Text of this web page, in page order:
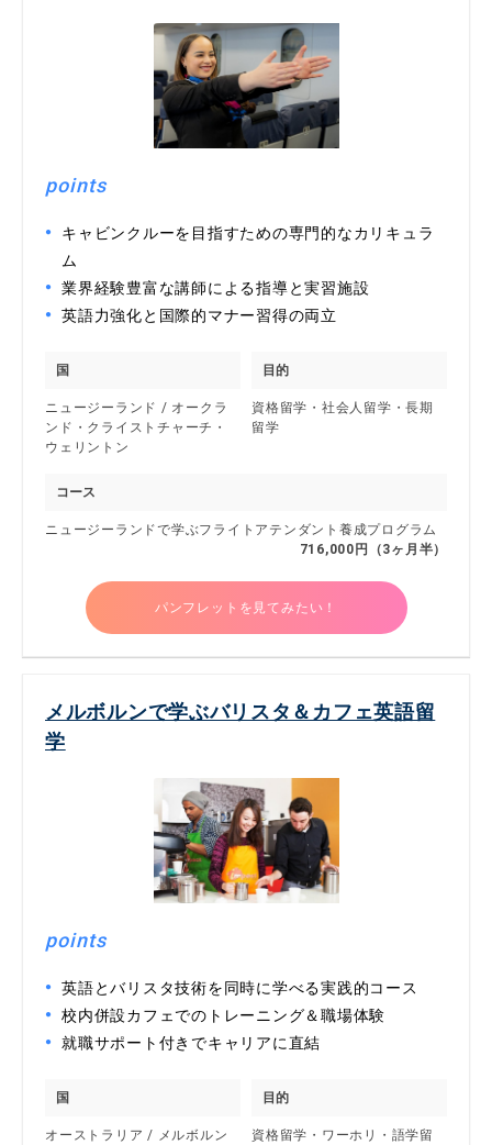
points
キャビンクルーを目指すための専門的なカリキュラ
ム
業界経験豊富な講師による指導と実習施設
英語力強化と国際的マナー習得の両立
国
ニュージーランド / オークラ
ンド・クライストチャーチ・
ウェリントン
目的
資格留学・社会人留学・長期
留学
コース
ニュージーランドで学ぶフライトアテンダント養成プログラム
716,000円（3ヶ月半）
パンフレットを見てみたい！
メルボルンで学ぶバリスタ＆カフェ英語留
学
points
英語とバリスタ技術を同時に学べる実践的コース
校内併設カフェでのトレーニング＆職場体験
就職サポート付きでキャリアに直結
国
オーストラリア / メルボルン
目的
資格留学・ワーホリ・語学留